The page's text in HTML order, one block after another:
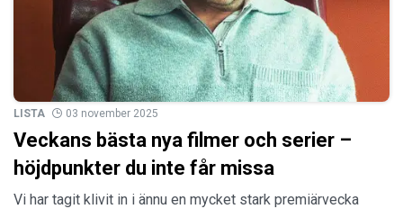
LISTA 03 november 2025
Veckans bästa nya filmer och serier –
höjdpunkter du inte får missa
Vi har tagit klivit in i ännu en mycket stark premiärvecka